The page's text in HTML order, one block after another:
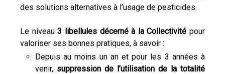
des solutions alternatives à l’usage de pesticides.
Le niveau3 libellules décerné à la Collectivité pour
valoriser ses bonnes pratiques, à savoir :
Depuis au moins un an et pour les 3 années à
venir, suppression de l’utilisation de la totalité